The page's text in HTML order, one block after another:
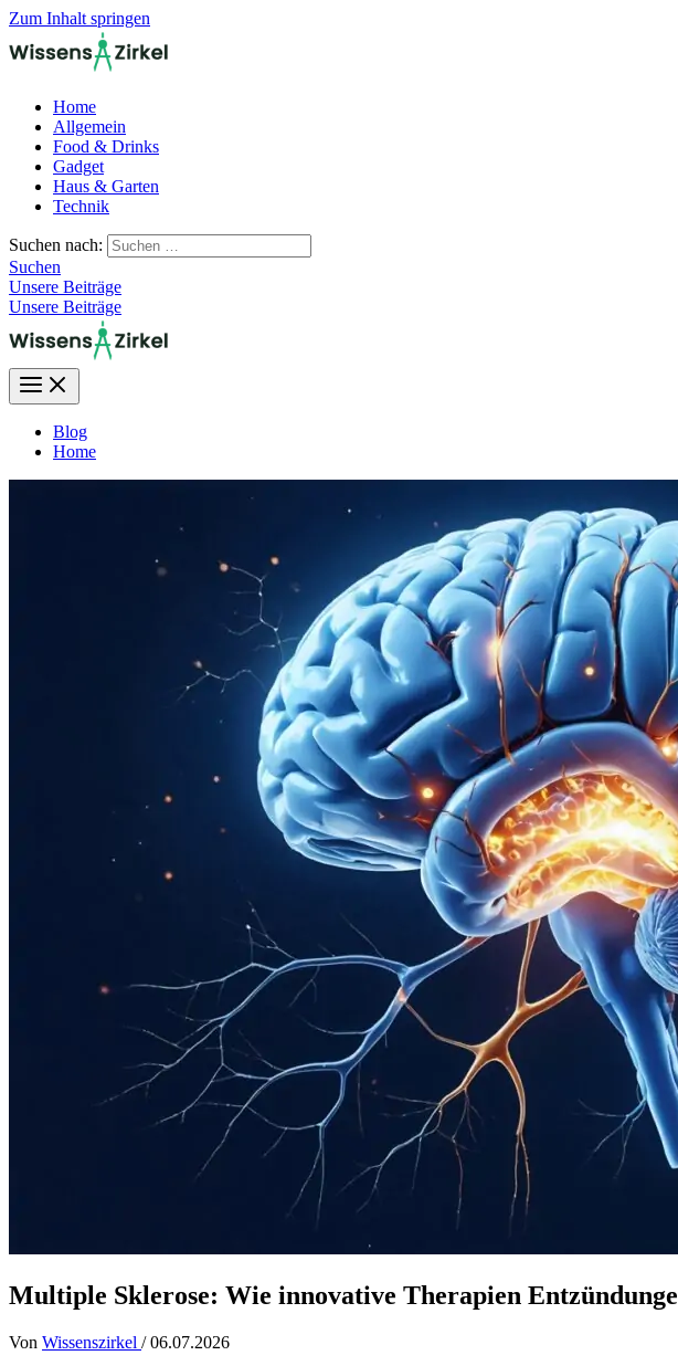
Zum Inhalt springen
Home
Allgemein
Food & Drinks
Gadget
Haus & Garten
Technik
Suchen nach:
Suchen
Unsere Beiträge
Unsere Beiträge
Blog
Home
Multiple Sklerose: Wie innovative Therapien
Von Wissenszirkel /06.07.2026